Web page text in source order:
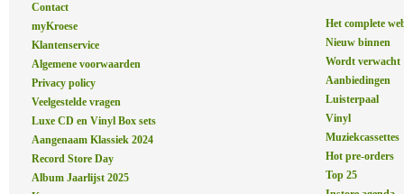
Contact
myKroese
Klantenservice
Algemene voorwaarden
Privacy policy
Veelgestelde vragen
Luxe CD en Vinyl Box sets
Aangenaam Klassiek 2024
Record Store Day
Album Jaarlijst 2025
Het complete
Nieuw binnen
Wordt verwacht
Aanbiedingen
Luisterpaal
Vinyl
Muziekcassettes
Hot pre-orders
Top 25